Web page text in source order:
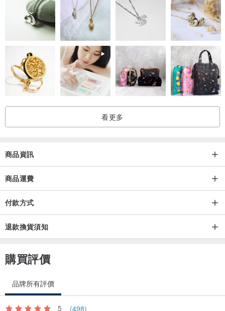
看更多
商品資訊
商品運費
付款方式
退款換貨須知
購買評價
品牌所有評價
5 (498)